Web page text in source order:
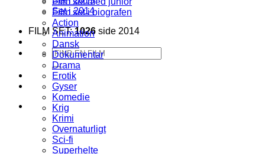
Set i 2014
FILM SET:1026 side 2014
Søg
efter:
Film set i biografen
Action
Animation
Dansk
Dokumentar
Drama
Erotik
Gyser
Komedie
Krig
Krimi
Overnaturligt
Sci-fi
Superhelte